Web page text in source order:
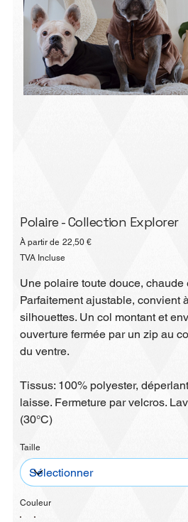
Polaire - Collection Explorer
À partir de Prix
22,50 €
TVA Incluse
Une polaire toute douce, chaude
Parfaitement ajustable, convient
silhouettes. Un col montant et
ouverture fermée par un zip au
du ventre.
Tissus: 100% polyester,
laisse. Fermeture par velcros.
(30°C)
Taille
Couleur